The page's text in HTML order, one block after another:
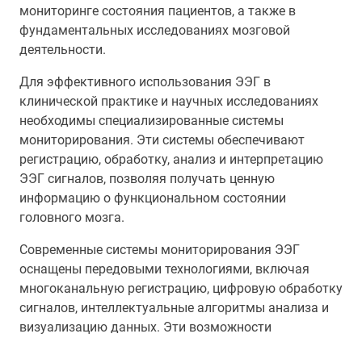
мониторинге состояния пациентов, а также в
фундаментальных исследованиях мозговой
деятельности.
Для эффективного использования ЭЭГ в
клинической практике и научных исследованиях
необходимы специализированные системы
мониторирования. Эти системы обеспечивают
регистрацию, обработку, анализ и интерпретацию
ЭЭГ сигналов, позволяя получать ценную
информацию о функциональном состоянии
головного мозга.
Современные системы мониторирования ЭЭГ
оснащены передовыми технологиями, включая
многоканальную регистрацию, цифровую обработку
сигналов, интеллектуальные алгоритмы анализа и
визуализацию данных. Эти возможности